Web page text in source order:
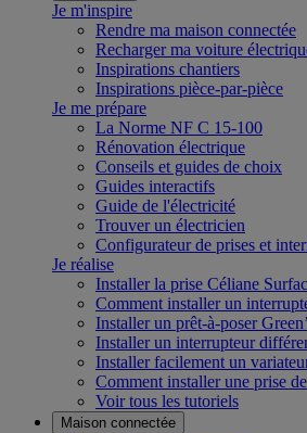
Je m'inspire
Rendre ma maison connectée
Recharger ma voiture
Inspirations chantiers
Inspirations pièce-par-pièce
Je me prépare
La Norme NF C 15-100
Rénovation électrique
Conseils et guides de choix
Guides interactifs
Guide de l'électricité
Trouver un électricien
Configurateur de prises et
Je réalise
Installer la prise Céliane
Comment installer un
Installer un prêt-à-poser
Installer un interrupteur
Installer facilement un
Comment installer une prise
Voir tous les tutoriels
Maison connectée